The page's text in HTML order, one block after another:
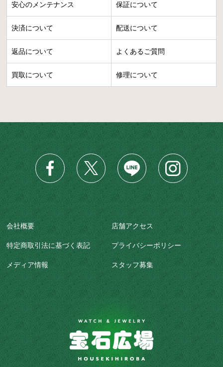
安心のメンテナンス 保証について
決済について 配送について
返品について よくあるご質問
買取について 修理について
会社概要 店舗アクセス
特定商取引法に基づく表記 プライバシーポリシー
メディア情報 スタッフ募集